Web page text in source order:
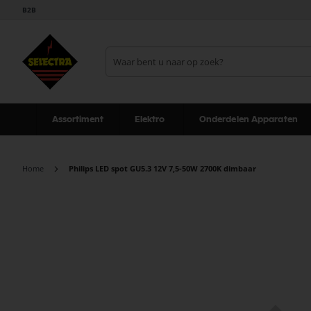
B2B
Assortiment Elektro Onderdelen Apparaten
Home Philips LED spot GU5.3 12V 7,5-50W 2700K dimbaar